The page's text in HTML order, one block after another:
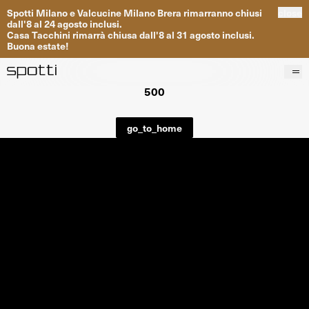
Spotti MilanoeValcucine Milano Brera rimarrannochiusi
dall'8al 24agosto inclusi.
Casa Tacchini rimarrà chiusa dall'8al 31 agosto inclusi.
Buona estate!
Progetti
500
go_to_home